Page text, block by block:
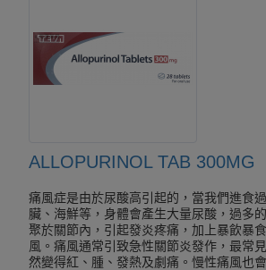
ALLOPURINOL TAB 300MG
痛風症是由於尿酸高引起的，當我們進食
臟、海鮮等，身體會產生大量尿酸，過多
聚於關節內，引起發炎疼痛，加上暴飲暴
風。痛風通常引致急性關節炎發作，最常
然變得紅、腫、發熱及劇痛。慢性痛風也